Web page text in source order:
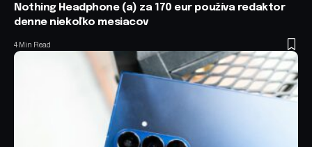
Nothing Headphone (a) za 170 eur používa redaktor
denne niekoľko mesiacov
4 Min Read